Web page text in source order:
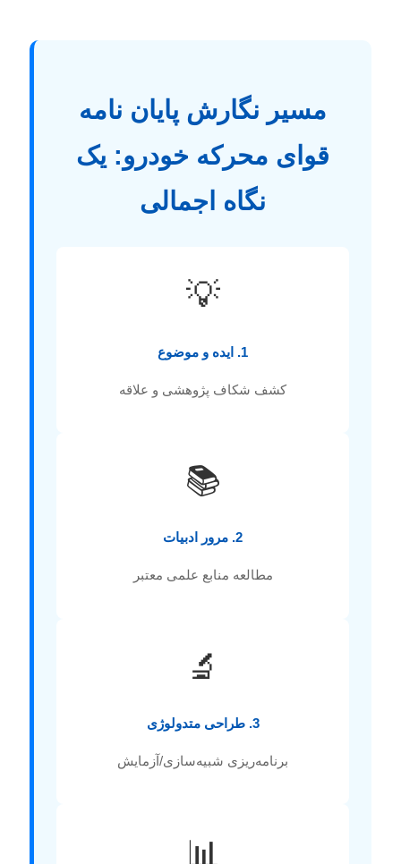
مسیر نگارش پایان نامه
قوای محرکه خودرو: یک
نگاه اجمالی
💡
1. ایده و موضوع
کشف شکاف پژوهشی و علاقه
📚
2. مرور ادبیات
مطالعه منابع علمی معتبر
🔬
3. طراحی متدولوژی
برنامه‌ریزی شبیه‌سازی/آزمایش
📊